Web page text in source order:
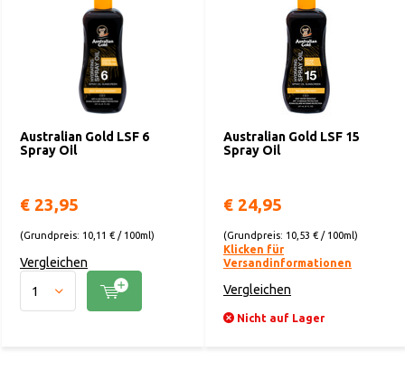
Australian Gold LSF 6
Spray Oil
€ 23,95
(Grundpreis: 10,11 € / 100ml)
Vergleichen
Australian Gold LSF 15
Spray Oil
€ 24,95
(Grundpreis: 10,53 € / 100ml)
Klicken für
Versandinformationen
Vergleichen
Nicht auf Lager